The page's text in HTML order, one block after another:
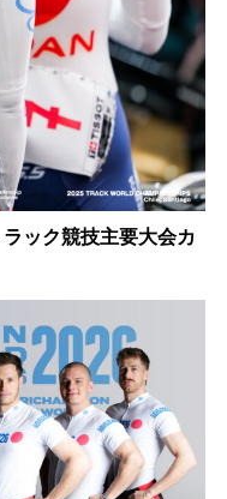
ック競技主要大会カ